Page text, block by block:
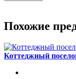
Похожие
Коттеджный